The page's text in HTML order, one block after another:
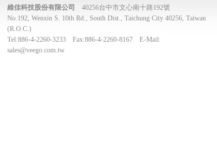
維佳科技股份有限公司
40256台中市文心南十路192號
No.192, Wenxin S. 10th Rd., South Dist., Taichung City 40256, Taiwan
(R.O.C.)
Tel:886-4-2260-3233 Fax:886-4-2260-8167 E-Mail:
sales@veego.com.tw